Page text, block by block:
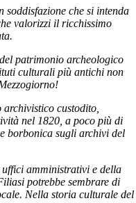
soddisfazione che si intenda
valorizzi il ricchissimo
patrimonio archeologico
culturali più antichi non
custodito,
nel 1820, a poco più di
borbonica sugli archivi del
amministrativi e della
potrebbe sembrare di
Nella storia culturale del